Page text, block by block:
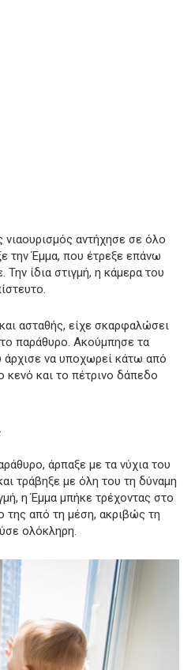
νιαουρισμός αντήχησε σε όλο
την Έμμα, που έτρεξε επάνω
ίδια στιγμή, η κάμερα του
ασταθής, είχε σκαρφαλώσει
παράθυρο. Ακούμπησε τα
άρχισε να υποχωρεί κάτω από
και το πέτρινο δάπεδο
άρπαξε με τα νύχια του
τράβηξε με όλη του τη δύναμη
η Έμμα μπήκε τρέχοντας στο
της από τη μέση, ακριβώς τη
ολόκληρη.